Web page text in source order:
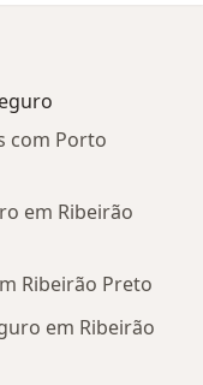
com Porto
em Ribeirão
Ribeirão Preto
em Ribeirão